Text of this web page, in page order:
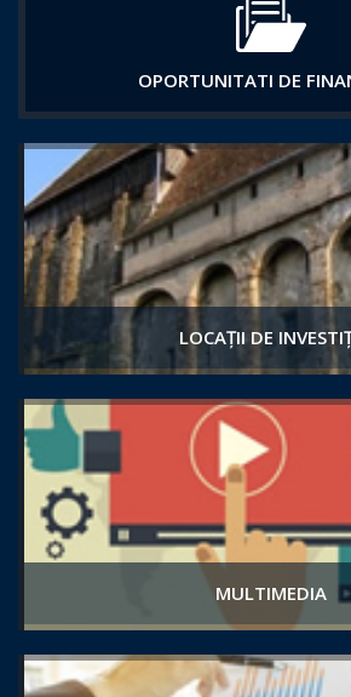
OPORTUNITATI DE
LOCAȚII DE
MULTIMEDIA